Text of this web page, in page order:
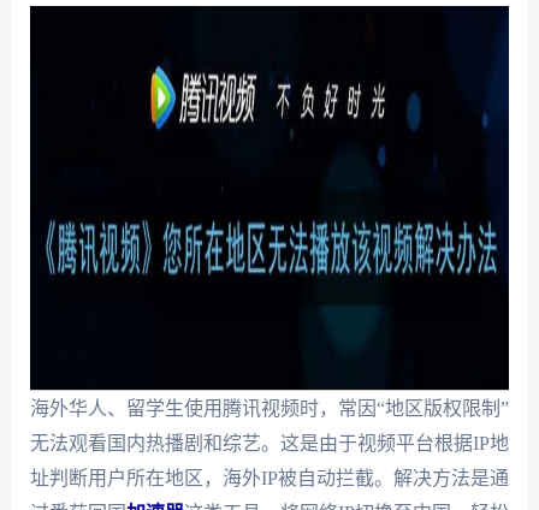
海外华人、留学生使用腾讯视频时，常因“地区版权限制”
无法观看国内热播剧和综艺。这是由于视频平台根据IP地
址判断用户所在地区，海外IP被自动拦截。解决方法是通